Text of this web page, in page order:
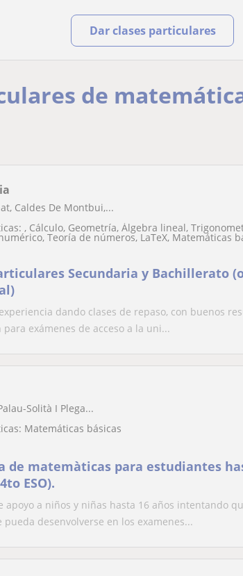
Dar clases particulares
de
Caldes De Montbui,...
, Cálculo, Geometría, Álgebra lineal,
Teoría de números, LaTeX, Matemáticas
Secundaria y Bachillerato
dando clases de repaso, con buenos
para exámenes de acceso a la uni...
Solità I Plega...
Matemáticas básicas
de matemàticas para estudiantes
ESO).
apoyo a niños y niñas hasta 16 años intentando
pueda desenvolverse en los examenes...